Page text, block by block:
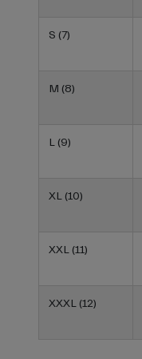
S (7)
M (8)
L (9)
XL (10)
XXL (11)
XXXL (12)